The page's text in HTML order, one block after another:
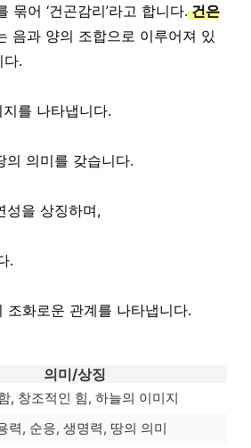
어 ‘건곤감리’라고 합니다.건은
음과 양의 조합으로 이루어져 있
다.
를 나타냅니다.
의 의미를 갖습니다.
성을 상징하며,
.
화로운 관계를 나타냅니다.
의미/상징
, 창조적인 힘, 하늘의 이미지
력, 순응, 생명력, 땅의 의미